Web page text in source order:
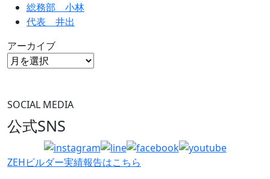
総務部 小林
代表 井出
アーカイブ
SOCIAL MEDIA
公式SNS
ZEHビルダー実績報告はこちら